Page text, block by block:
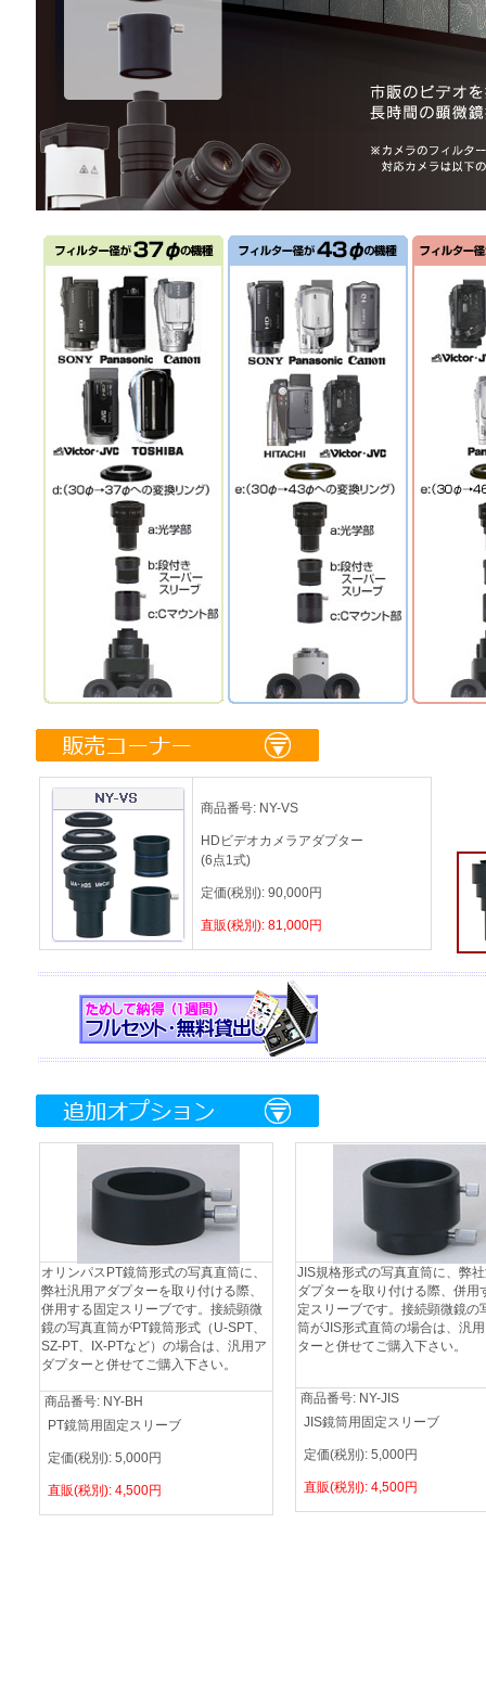
商品番号: NY-VS
HDビデオカメラアダプター
(6点1式)
定価(税別): 90,000円
直販(税別): 81,000円
オリンパスPT鏡筒形式の写真直筒に、
弊社汎用アダプターを取り付ける際、
併用する固定スリーブです。接続顕微
鏡の写真直筒がPT鏡筒形式（U-SPT、
SZ-PT、IX-PTなど）の場合は、汎用ア
ダプターと併せてご購入下さい。
商品番号: NY-BH
PT鏡筒用固定スリーブ
定価(税別): 5,000円
直販(税別): 4,500円
JIS規格形式の写真直筒に、弊
ダプターを取り付ける際、併用
定スリーブです。接続顕微鏡の
筒がJIS形式直筒の場合は、汎
ターと併せてご購入下さい。
商品番号: NY-JIS
JIS鏡筒用固定スリーブ
定価(税別): 5,000円
直販(税別): 4,500円